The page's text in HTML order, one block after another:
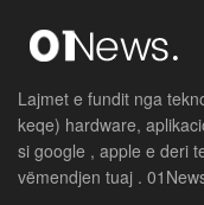
Lajmet e fundit nga
keqe) hardware,
si google , apple e deri
vëmendjen tuaj .